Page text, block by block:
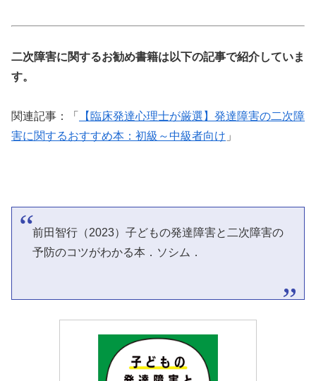
二次障害に関するお勧め書籍は以下の記事で紹介していま
す。
関連記事：「
【臨床発達心理士が厳選】発達障害の二次障
害に関するおすすめ本：初級～中級者向け 」
前田智行（2023）子どもの発達障害と二次障害の
予防のコツがわかる本．ソシム．